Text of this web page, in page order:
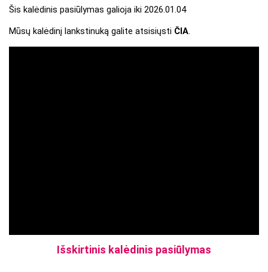
Šis kalėdinis pasiūlymas galioja iki 2026.01.04
Mūsų kalėdinį lankstinuką galite atsisiųsti ČIA.
Išskirtinis kalėdinis pasiūlymas